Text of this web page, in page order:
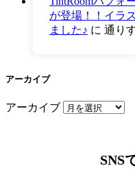
が登場！！イラ
ました♪ に 通り
アーカイブ
アーカイブ
SNS